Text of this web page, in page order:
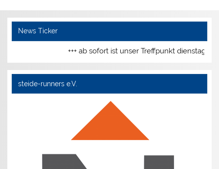
News Ticker
+++ ab sofort ist unser Treffpunkt dienstags
steide-runners e.V.